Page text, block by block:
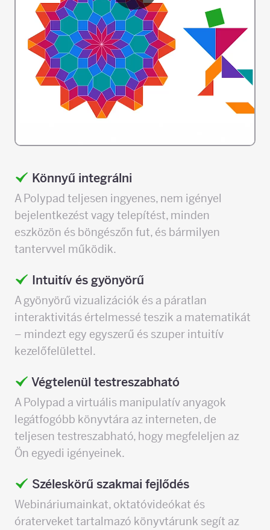
Könnyű integrálni
A Polypad teljesen ingyenes, nem igényel
bejelentkezést vagy telepítést, minden
eszközön és böngészőn fut, és bármilyen
tantervvel működik.
Intuitív és gyönyörű
A gyönyörű vizualizációk és a páratlan
interaktivitás értelmessé teszik a matematikát
– mindezt egy egyszerű és szuper intuitív
kezelőfelülettel.
Végtelenül testreszabható
A Polypad a virtuális manipulatív anyagok
legátfogóbb könyvtára az interneten, de
teljesen testreszabható, hogy megfeleljen az
Ön egyedi igényeinek.
Széleskörű szakmai fejlődés
Webináriumainkat, oktatóvideókat és
óraterveket tartalmazó könyvtárunk segít az